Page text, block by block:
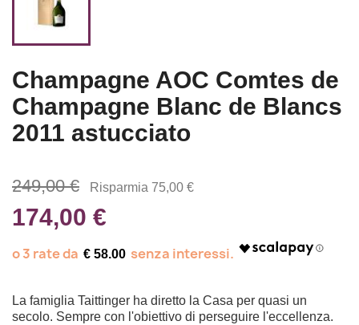
Champagne AOC Comtes de
Champagne Blanc de Blancs
2011 astucciato
249,00 € Risparmia 75,00 €
174,00 €
€ 58.00
La famiglia Taittinger ha diretto la Casa per quasi un
secolo. Sempre con l'obiettivo di perseguire l'eccellenza.